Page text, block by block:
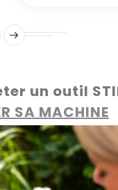
un outil
SA MACHINE